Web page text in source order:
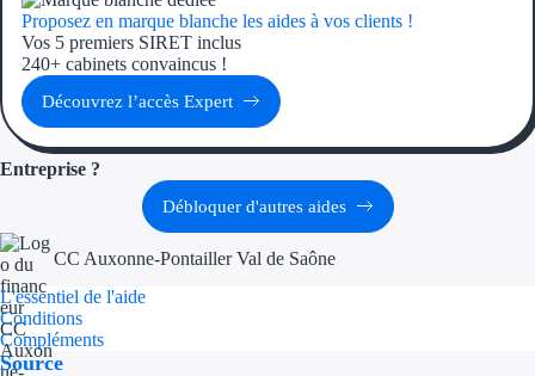
Proposez en marque blanche les aides à vos clients !
Vos 5 premiers SIRET inclus
240+ cabinets convaincus !
Découvrez l’accès Expert
Entreprise ?
Débloquer d'autres aides
CC Auxonne-Pontailler Val de Saône
L'essentiel de l'aide
Conditions
Compléments
Source